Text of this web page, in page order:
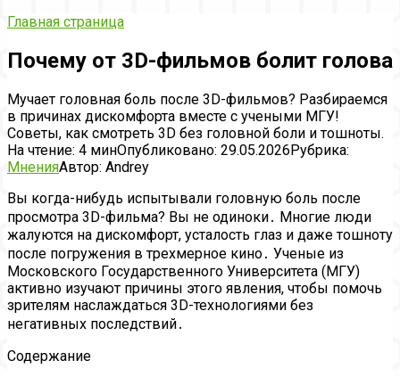
Главная страница
Почему от 3D-фильмов болит голова
Мучает головная боль после 3D-фильмов? Разбираемся
в причинах дискомфорта вместе с учеными МГУ!
Советы, как смотреть 3D без головной боли и тошноты.
На чтение: 4 минОпубликовано: 29.05.2026Рубрика:
МненияАвтор: Andrey
Вы когда-нибудь испытывали головную боль после
просмотра 3D-фильма? Вы не одиноки․ Многие люди
жалуются на дискомфорт, усталость глаз и даже тошноту
после погружения в трехмерное кино․ Ученые из
Московского Государственного Университета (МГУ)
активно изучают причины этого явления, чтобы помочь
зрителям наслаждаться 3D-технологиями без
негативных последствий․
Содержание